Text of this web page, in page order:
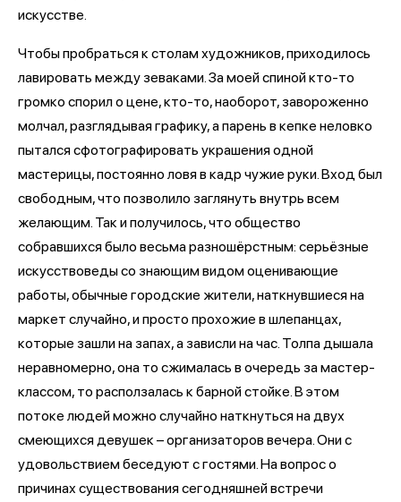
искусстве.
Чтобы пробраться к столам художников, приходилось
лавировать между зеваками. За моей спиной кто-то
громко спорил о цене, кто-то, наоборот, завороженно
молчал, разглядывая графику, а парень в кепке неловко
пытался сфотографировать украшения одной
мастерицы, постоянно ловя в кадр чужие руки. Вход был
свободным, что позволило заглянуть внутрь всем
желающим. Так и получилось, что общество
собравшихся было весьма разношёрстным: серьёзные
искусствоведы со знающим видом оценивающие
работы, обычные городские жители, наткнувшиеся на
маркет случайно, и просто прохожие в шлепанцах,
которые зашли на запах, а зависли на час. Толпа дышала
неравномерно, она то сжималась в очередь за мастер-
классом, то расползалась к барной стойке. В этом
потоке людей можно случайно наткнуться на двух
смеющихся девушек – организаторов вечера. Они с
удовольствием беседуют с гостями. На вопрос о
причинах существования сегодняшней встречи